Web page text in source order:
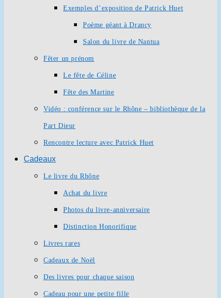
Exemples d’exposition de Patrick Huet
Poème géant à Drancy
Salon du livre de Nantua
Fêter un prénom
Le fête de Céline
Fête des Martine
Vidéo : conférence sur le Rhône – bibliothèque de la
Part Dieur
Rencontre lecture avec Patrick Huet
Cadeaux
Le livre du Rhône
Achat du livre
Photos du livre-anniversaire
Distinction Honorifique
Livres rares
Cadeaux de Noël
Des livres pour chaque saison
Cadeau pour une petite fille